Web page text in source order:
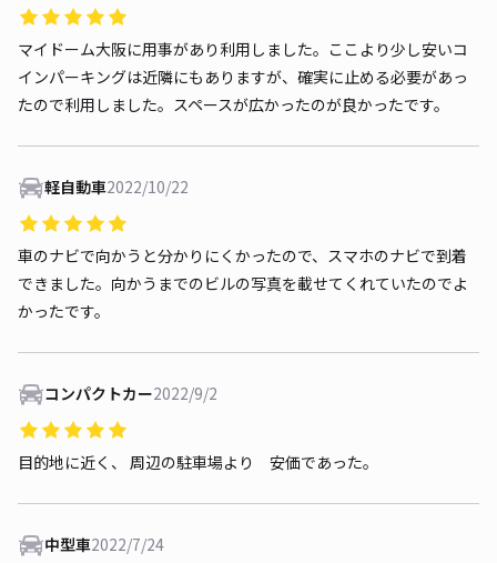
マイドーム大阪に用事があり利用しました。ここより少し安いコ
インパーキングは近隣にもありますが、確実に止める必要があっ
たので利用しました。スペースが広かったのが良かったです。
軽自動車2022/10/22
車のナビで向かうと分かりにくかったので、スマホのナビで到着
できました。向かうまでのビルの写真を載せてくれていたのでよ
かったです。
コンパクトカー2022/9/2
目的地に近く、 周辺の駐車場より 安価であった。
中型車2022/7/24